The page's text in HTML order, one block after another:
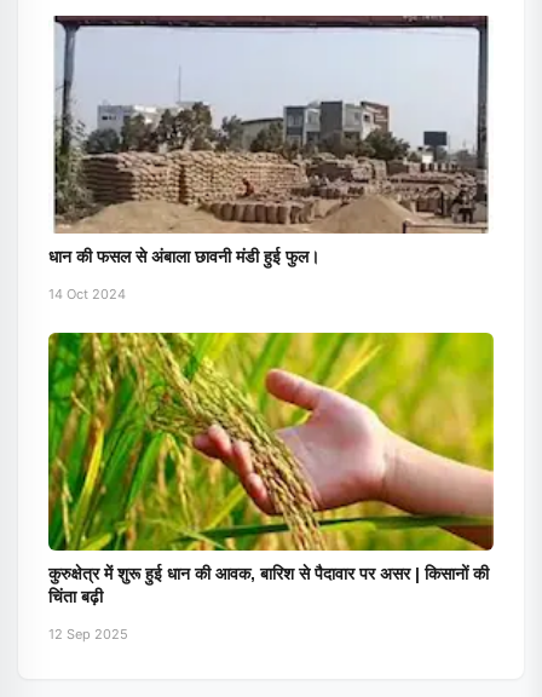
धान की फसल से अंबाला छावनी मंडी हुई फुल।
14 Oct 2024
कुरुक्षेत्र में शुरू हुई धान की आवक, बारिश से पैदावार पर असर | किसानों की
चिंता बढ़ी
12 Sep 2025